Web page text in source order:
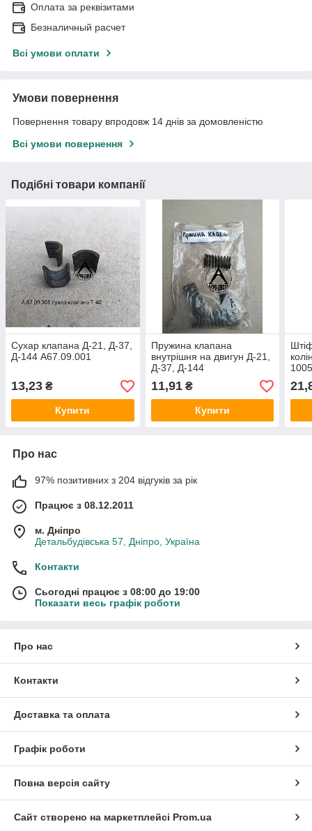
Оплата за реквізитами
Безналичный расчет
Всі умови оплати
Умови повернення
Повернення товару впродовж 14 днів за домовленістю
Всі умови повернення
Подібні товари компанії
Сухар клапана Д-21, Д-37,
Д-144 А67.09.001
13,23 ₴
Купити
Пружина клапана
внутрішня на двигун Д-21,
Д-37, Д-144
Д37Е-1007046-А
11,91₴
Купити
Про нас
97% позитивних з 204 відгуків за рік
Працює з 08.12.2011
м. Дніпро
Детальбудівська 57, Дніпро, Україна
Контакти
Сьогодні працює з 08:00 до 19:00
Показати весь графік роботи
Про нас
Контакти
Доставка та оплата
Графік роботи
Повна версія сайту
Сайт створено на маркетплейсі Prom.ua